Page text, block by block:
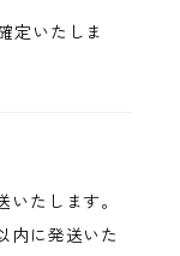
定いたしま
たします。
内に発送いた